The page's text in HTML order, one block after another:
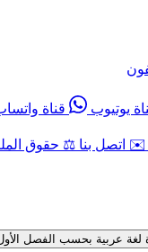
يوتيوب قناة
✉️ اتصل بنا ⚖️ حقوق
بحسب الفصل الأول في